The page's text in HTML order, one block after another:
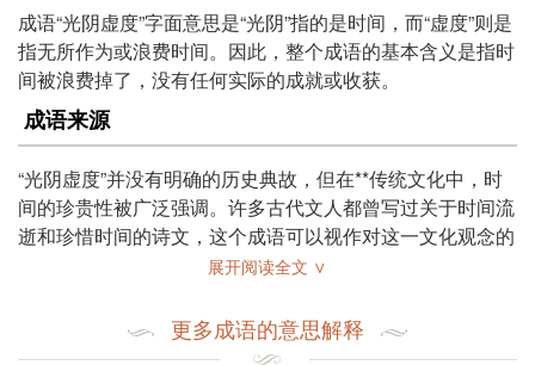
成语“光阴虚度”字面意思是“光阴”指的是时间，而“虚度”则是
指无所作为或浪费时间。因此，整个成语的基本含义是指时
间被浪费掉了，没有任何实际的成就或收获。
成语来源
“光阴虚度”并没有明确的历史典故，但在**传统文化中，时
间的珍贵性被广泛强调。许多古代文人都曾写过关于时间流
逝和珍惜时间的诗文，这个成语可以视作对这一文化观念的
总结和提炼。类似的表达在古诗词中常出现，反映了对时间
展开阅读全文 ∨
更多成语的意思解释